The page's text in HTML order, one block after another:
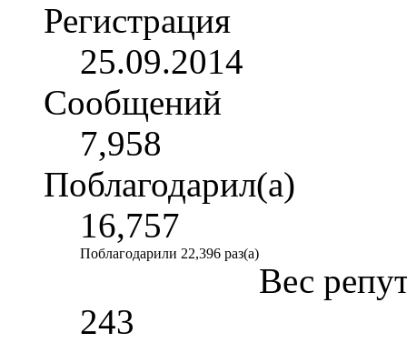
Регистрация
25.09.2014
Сообщений
7,958
Поблагодарил(а)
16,757
Поблагодарили 22,396 раз(а)
Вес
243